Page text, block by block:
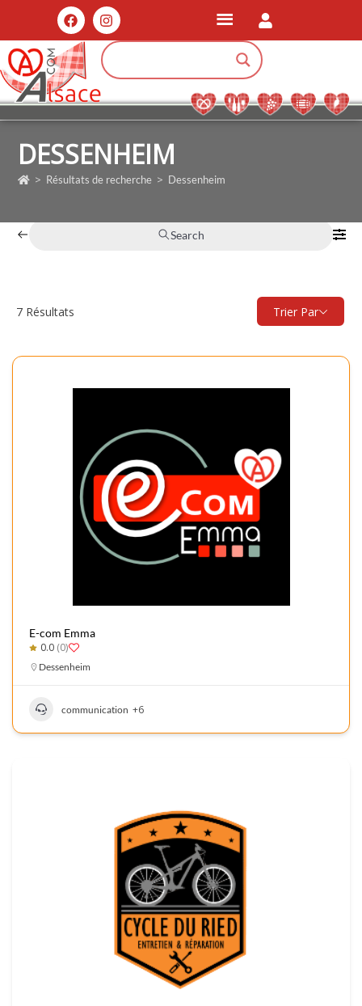
DESSENHEIM
> Résultats de recherche > Dessenheim
Search
7 Résultats Trier Par
E-com Emma
0.0 (0)
Dessenheim
communication +6